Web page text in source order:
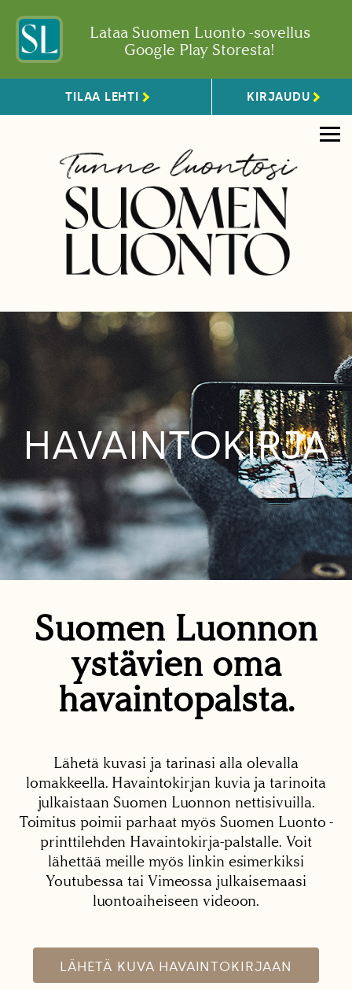
Lataa Suomen Luonto -sovellus
Google Play Storesta!
TILAA LEHTI KIRJAUDU
HAVAINTOKIRJA
Suomen Luonnon
ystävien oma
havaintopalsta.
Lähetä kuvasi ja tarinasi alla olevalla
lomakkeella. Havaintokirjan kuvia ja tarinoita
julkaistaan Suomen Luonnon nettisivuilla.
Toimitus poimii parhaat myös Suomen Luonto -
printtilehden Havaintokirja-palstalle. Voit
lähettää meille myös linkin esimerkiksi
Youtubessa tai Vimeossa julkaisemaasi
luontoaiheiseen videoon.
LÄHETÄ KUVA HAVAINTOKIRJAAN